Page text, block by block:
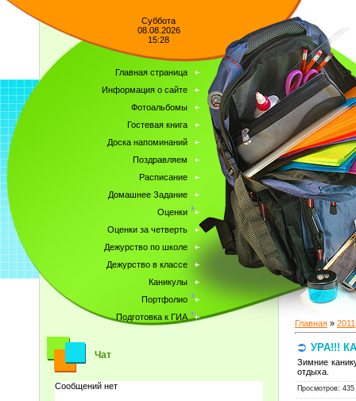
Суббота
08.08.2026
15:28
Главная страница
Информация о сайте
Фотоальбомы
Гостевая книга
Доска напоминаний
Поздравляем
Расписание
Домашнее Задание
Оценки
Оценки за четверть
Дежурство по школе
Дежурство в классе
Каникулы
Портфолио
Подготовка к ГИА
Чат
Главная » 2011
УРА!!!
Зимние
отдыха.
Просмотров: